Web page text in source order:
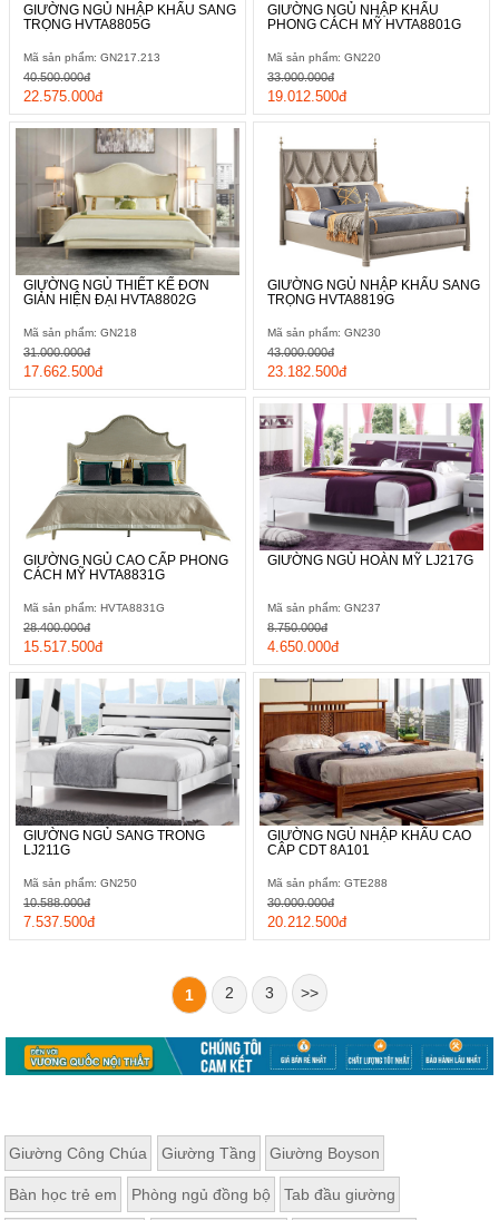
GIƯỜNG NGỦ NHẬP KHẨU SANG
TRỌNG HVTA8805G
Mã sản phẩm: GN217.213
22.575.000đ
40.500.000đ
GIƯỜNG NGỦ NHẬP KHẨU
PHONG CÁCH MỸ HVTA8801G
Mã sản phẩm: GN220
19.012.500đ
33.000.000đ
GIƯỜNG NGỦ THIẾT KẾ ĐƠN
GIẢN HIỆN ĐẠI HVTA8802G
Mã sản phẩm: GN218
17.662.500đ
31.000.000đ
GIƯỜNG NGỦ NHẬP KHẨU SANG
TRỌNG HVTA8819G
Mã sản phẩm: GN230
23.182.500đ
43.000.000đ
GIƯỜNG NGỦ CAO CẤP PHONG
CÁCH MỸ HVTA8831G
Mã sản phẩm: HVTA8831G
15.517.500đ
28.400.000đ
GIƯỜNG NGỦ HOÀN MỸ LJ217G
Mã sản phẩm: GN237
4.650.000đ
8.750.000đ
GIƯỜNG NGỦ SANG TRONG
LJ211G
Mã sản phẩm: GN250
7.537.500đ
10.588.000đ
GIƯỜNG NGỦ NHẬP KHẨU CAO
CÂP CDT 8A101
Mã sản phẩm: GTE288
20.212.500đ
30.000.000đ
1 2 3 >>
Giường Công Chúa Giường Tầng Giường Boyson
Bàn học trẻ em Phòng ngủ đồng bộ Tab đầu giường